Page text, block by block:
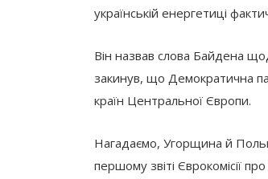
українській енергетиці
Він назвав слова Байдена
закинув, що Демократична
країн Центральної Європи.
Нагадаємо, Угорщина й
першому звіті Єврокомісії